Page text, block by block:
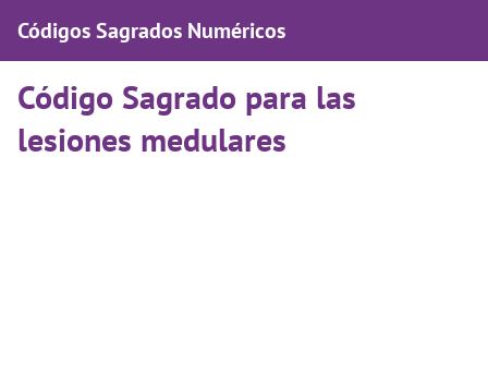
Códigos Sagrados Numéricos
Código Sagrado para las
lesiones medulares